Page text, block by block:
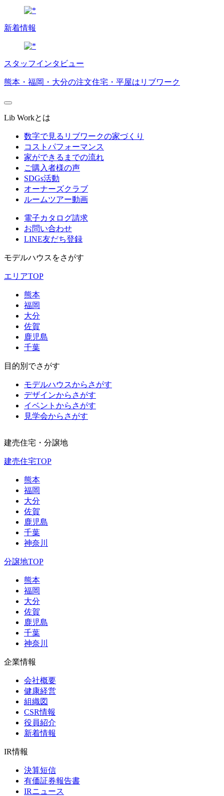
新着情報
スタッフインタビュー
熊本・福岡・大分の注文住宅・平屋はリブワーク
Lib Workとは
数字で見るリブワークの家づくり
コストパフォーマンス
家ができるまでの流れ
ご購入者様の声
SDGs活動
オーナーズクラブ
ルームツアー動画
電子カタログ請求
お問い合わせ
LINE友だち登録
モデルハウスをさがす
エリアTOP
熊本
福岡
大分
佐賀
鹿児島
千葉
目的別でさがす
モデルハウスからさがす
デザインからさがす
イベントからさがす
見学会からさがす
建売住宅・分譲地
建売住宅TOP
熊本
福岡
大分
佐賀
鹿児島
千葉
神奈川
分譲地TOP
熊本
福岡
大分
佐賀
鹿児島
千葉
神奈川
企業情報
会社概要
健康経営
組織図
CSR情報
役員紹介
新着情報
IR情報
決算短信
有価証券報告書
IRニュース